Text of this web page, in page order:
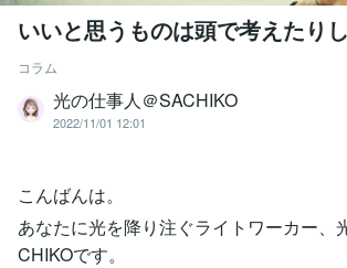
いいと思うものは頭で考えたり
コラム
光の仕事人＠SACHIKO
2022/11/01 12:01
こんばんは。
あなたに光を降り注ぐライトワーカー、
CHIKOです。